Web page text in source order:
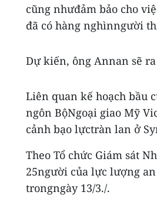
cũng nhưđảm bảo cho
đã có hàng nghìnngười
Dự kiến, ông Annan sẽ
Liên quan kế hoạch bầu
ngôn BộNgoại giao Mỹ
cảnh bạo lựctràn lan ở
Theo Tổ chức Giám sát
25người của lực lượng
trongngày 13/3./.